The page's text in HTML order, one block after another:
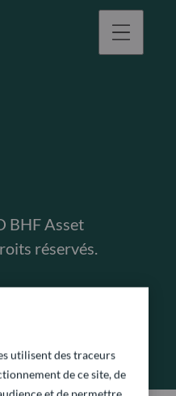
BHF Asset
réservés.
utilisent des traceurs
de ce site, de